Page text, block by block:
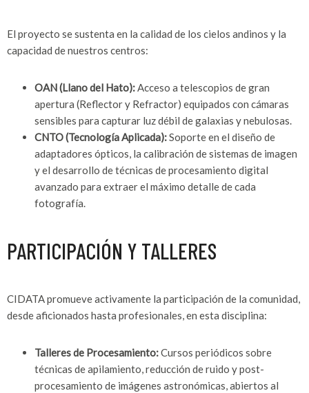
El proyecto se sustenta en la calidad de los cielos andinos y la
capacidad de nuestros centros:
OAN (Llano del Hato):Acceso a telescopios de gran
apertura (Reflector y Refractor) equipados con cámaras
sensibles para capturar luz débil de galaxias y nebulosas.
CNTO (Tecnología Aplicada):Soporte en el diseño de
adaptadores ópticos, la calibración de sistemas de imagen
y el desarrollo de técnicas de procesamiento digital
avanzado para extraer el máximo detalle de cada
fotografía.
PARTICIPACIÓN Y TALLERES
CIDATA promueve activamente la participación de la comunidad,
desde aficionados hasta profesionales, en esta disciplina:
Talleres de Procesamiento:Cursos periódicos sobre
técnicas de apilamiento, reducción de ruido y post-
procesamiento de imágenes astronómicas, abiertos al